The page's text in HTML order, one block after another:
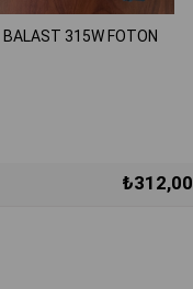
BALAST 315W FOTON
₺312,00